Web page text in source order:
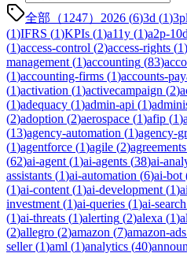
全部（1247） 2026 (6)3d (1)3pl
(1)IFRS (1)KPIs (1)a11y (1)a2p-
(1)access-control (2)access-rights (1)
management (1)accounting (83)
(1)accounting-firms (1)accounts-
(1)activation (1)activecampaign (2)
(1)adequacy (1)admin-api (1)
(2)adoption (2)aerospace (1)afip (1)
(13)agency-automation (1)agency-
(1)agentforce (1)agile (2)agreements
(62)ai-agent (1)ai-agents (38)ai-
assistants (1)ai-automation (6)ai-bot
(1)ai-content (1)ai-development (1)
investment (1)ai-queries (1)ai-search
(1)ai-threats (1)alerting (2)alexa (1)
(2)allegro (2)amazon (7)amazon-ads
seller(1)aml (1)analytics (40)